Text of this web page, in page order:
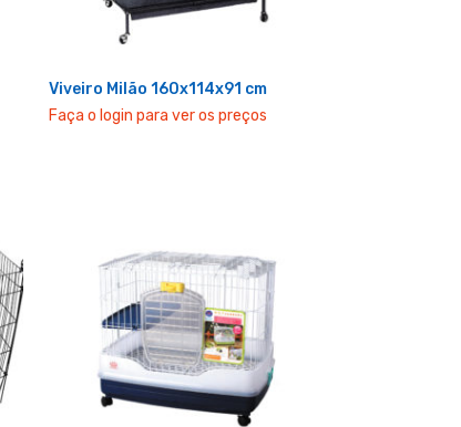
Viveiro Milão 160x114x91 cm
Faça o login para ver os preços